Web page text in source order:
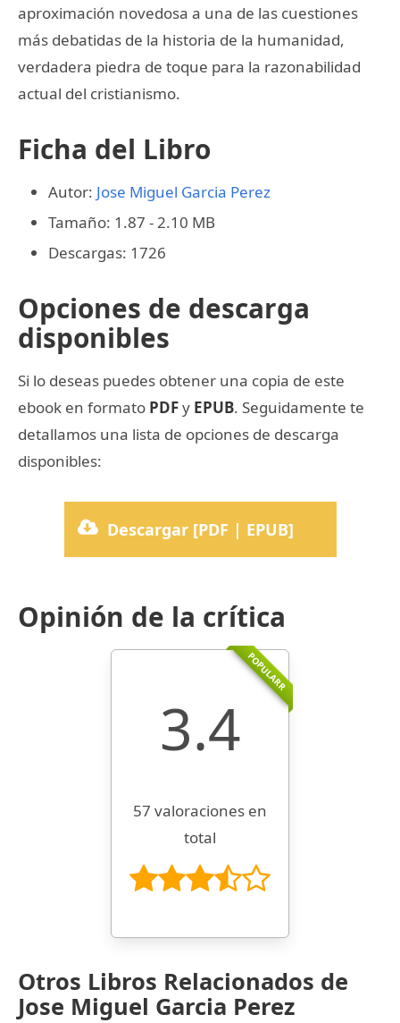
aproximación novedosa a una de las cuestiones
más debatidas de la historia de la humanidad,
verdadera piedra de toque para la razonabilidad
actual del cristianismo.
Ficha del Libro
Autor: Jose Miguel Garcia Perez
Tamaño: 1.87 - 2.10 MB
Descargas: 1726
Opciones de descarga
disponibles
Si lo deseas puedes obtener una copia de este
ebook en formato PDFy EPUB. Seguidamente te
detallamos una lista de opciones de descarga
disponibles:
Descargar [PDF | EPUB]
Opinión de la crítica
POPULARR
3.4
57 valoraciones en
total
Otros Libros Relacionados de
Jose Miguel Garcia Perez